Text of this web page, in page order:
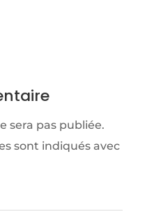
sera pas publiée.
sont indiqués avec